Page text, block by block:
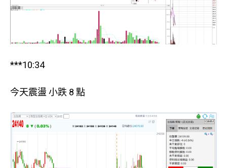
***10:34
今天震盪 小跌 8 點